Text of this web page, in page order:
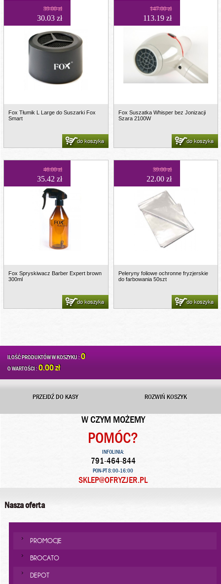
39.00 zł
30.03 zł
Fox Tłumik L Large do Suszarki Fox
Smart
do koszyka
147.00 zł
113.19 zł
Fox Suszatka Whisper bez Jonizacji
Szara 2100W
do koszyka
46.00 zł
35.42 zł
Fox Spryskiwacz Barber Expert brown
300ml
do koszyka
39.00 zł
22.00 zł
Peleryny foliowe ochronne fryzjerskie
do farbowania 50szt
do koszyka
ILOŚĆ PRODUKTÓW W KOSZYKU :0
O WARTOŚCI :0.00 zł
PRZEJDŹ DO KASY ROZWIŃ KOSZYK
W CZYM MOŻEMY
POMÓC?
INFOLINIA:
791-464-844
PON-PT 8:00-16:00
SKLEP@OFRYZJER.PL
Nasza oferta
PROMOCJE
BROCATO
DEPOT